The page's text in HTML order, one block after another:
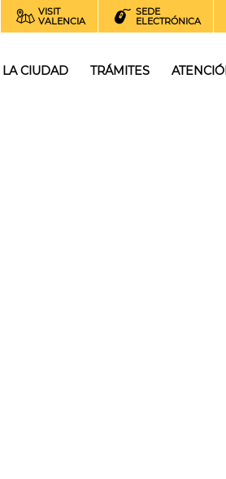
VISIT
VALENCIA
SEDE
ELECTRÓNICA
LA CIUDAD TRÁMITES